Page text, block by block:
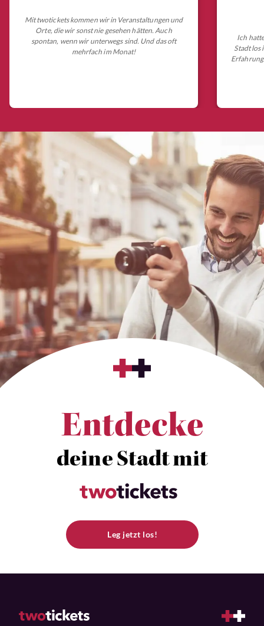
Mit twotickets kommen wir in Veranstaltungen und
Orte, die wir sonst nie gesehen hätten. Auch
spontan, wenn wir unterwegs sind. Und das oft
mehrfach im Monat!
Ich
Stadt los
Entdecke
deine Stadt mit
Leg jetzt los!